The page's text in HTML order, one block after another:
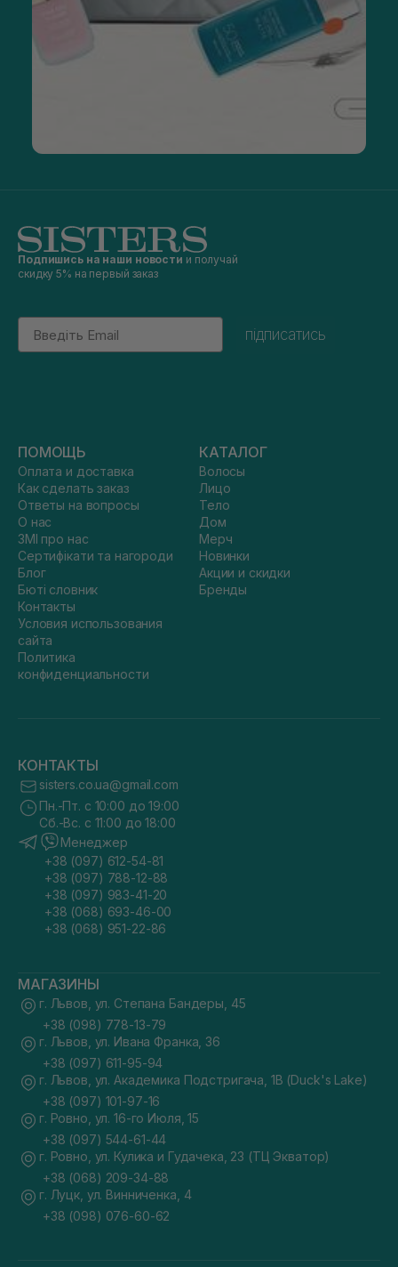
Подпишись на наши новости и получай
скидку 5% на первый заказ
Email
підписатись
ПОМОЩЬ
Оплата и доставка
Как сделать заказ
Ответы на вопросы
О нас
ЗМІ про нас
Сертифікати та нагороди
Блог
Бюті словник
Контакты
Условия использования
сайта
Политика
конфиденциальности
КАТАЛОГ
Волосы
Лицо
Тело
Дом
Мерч
Новинки
Акции и скидки
Бренды
КОНТАКТЫ
sisters.co.ua@gmail.com
Пн.-Пт. с 10:00 до 19:00
Сб.-Вс. с 11:00 до 18:00
Менеджер
+38 (097) 612-54-81
+38 (097) 788-12-88
+38 (097) 983-41-20
+38 (068) 693-46-00
+38 (068) 951-22-86
МАГАЗИНЫ
г. Львов, ул. Степана Бандеры, 45
+38 (098) 778-13-79
г. Львов, ул. Ивана Франка, 36
+38 (097) 611-95-94
г. Львов, ул. Академика Подстригача, 1В (Duck's Lake)
+38 (097) 101-97-16
г. Ровно, ул. 16-го Июля, 15
+38 (097) 544-61-44
г. Ровно, ул. Кулика и Гудачека, 23 (ТЦ Экватор)
+38 (068) 209-34-88
г. Луцк, ул. Винниченка, 4
+38 (098) 076-60-62